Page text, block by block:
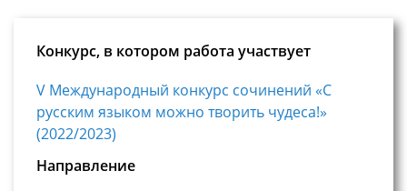
Конкурс, в котором работа участвует
V Международный конкурс сочинений «С
русским языком можно творить чудеса!»
(2022/2023)
Направление